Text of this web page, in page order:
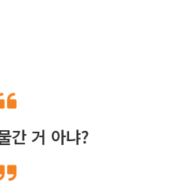
간 거 아냐?